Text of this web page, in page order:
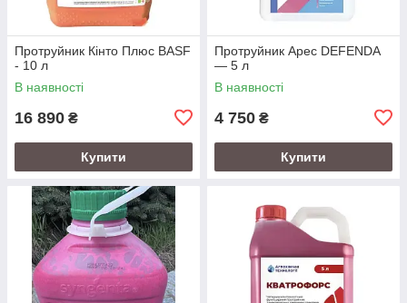
Протруйник Кінто Плюс BASF
- 10 л
В наявності
16 890 ₴
Купити
Протруйник Арес DEFENDA
— 5 л
В наявності
4 750 ₴
Купити